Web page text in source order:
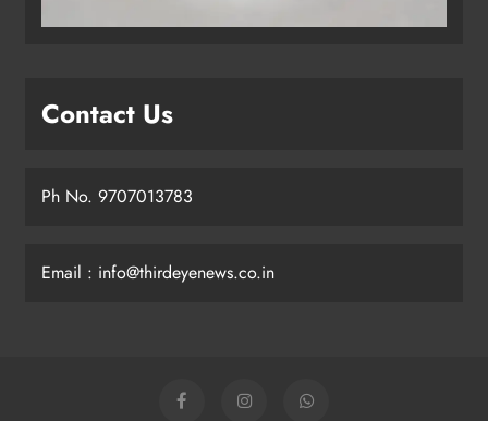
Contact Us
Ph No. 9707013783
Email : info@thirdeyenews.co.in